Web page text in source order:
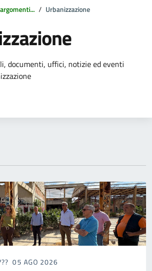
Urbanizzazione
della notizia
documenti, uffici, notizie ed eventi
05 AGO 2026